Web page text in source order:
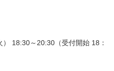
18:30～20:30（受付開始 18：